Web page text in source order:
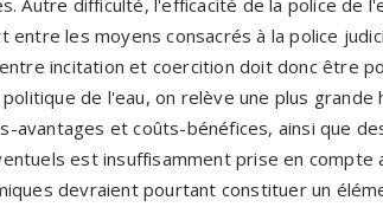
Autre difficulté, l'efficacité de la police de
entre les moyens consacrés à la police
incitation et coercition doit donc être
de l'eau, on relève une plus
avantages et coûts-bénéfices, ainsi que
est insuffisamment prise en compte
devraient pourtant constituer un